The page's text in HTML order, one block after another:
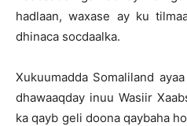
hadlaan, waxase ay ku
dhinaca socdaalka.
Xukuumadda Somaliland
dhawaaqday inuu Wasiir
ka qayb geli doona qaybaha